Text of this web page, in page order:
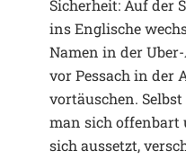
Sicherheit: Auf der
ins Englische
Namen in der
vor Pessach in der
vortäuschen.
man sich offenbart
sich aussetzt,